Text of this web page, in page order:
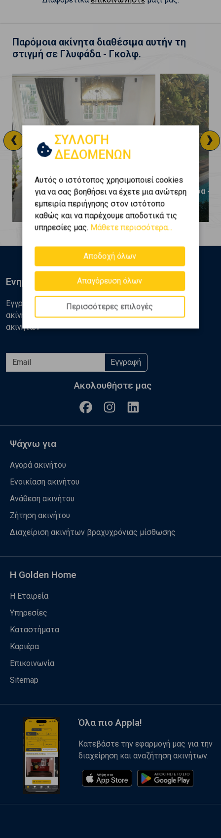
Παρόμοια ακίνητα διαθέσιμα αυτήν τη
στιγμή σε Γλυφάδα - Γκολφ.
Γλυφάδα - Γκολφ
2.500 €
Γλυφάδα -
‹ ›
ΣΥΛΛΟΓΗ
ΔΕΔΟΜΕΝΩΝ
Αυτός ο ιστότοπος χρησιμοποιεί cookies
για να σας βοηθήσει να έχετε μια ανώτερη
εμπειρία περιήγησης στον ιστότοπο
καθώς και να παρέχουμε αποδοτικά τις
υπηρεσίες μας. Μάθετε περισσότερα...
Αποδοχή όλων
Απαγόρευση όλων
Περισσότερες επιλογές
Ενημερωθείτε
Εγγραφείτε στο newsletter της Golden Home για νέα
ακίνητα, αναλύσεις και διάφορα θέματα της αγοράς
ακινήτων
Εγγραφή
Ακολουθήστε μας
Ψάχνω για
Αγορά ακινήτου
Ενοικίαση ακινήτου
Ανάθεση ακινήτου
Ζήτηση ακινήτου
Διαχείριση ακινήτων βραχυχρόνιας μίσθωσης
Η Golden Home
Η Εταιρεία
Υπηρεσίες
Καταστήματα
Καριέρα
Επικοινωνία
Sitemap
Όλα πιο Appla!
Κατεβάστε την εφαρμογή μας για την
διαχείρηση και αναζήτηση ακινήτων.